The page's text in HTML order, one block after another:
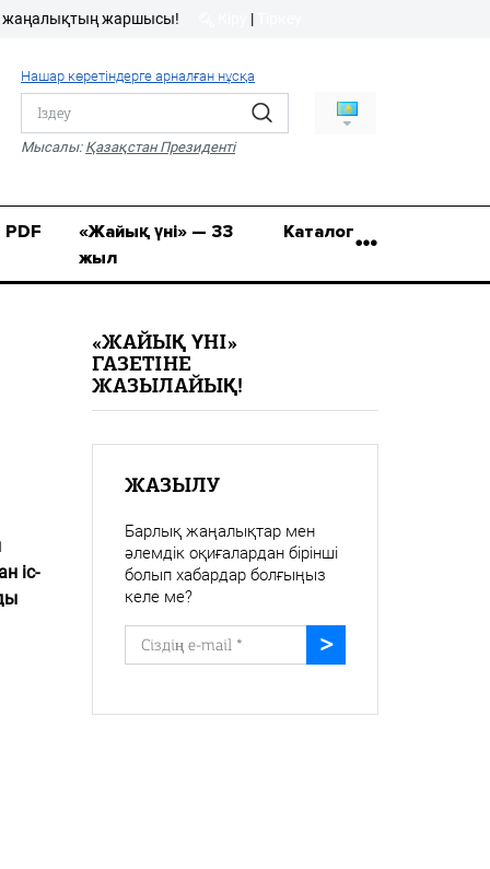
8 (7112) 50-86-31
Қ.Жұмағалиев (Фрунзе)
жаршысы! |
Нашар көретіндерге арналған нұсқа
Мысалы: Қазақстан Президенті
PDF
«Жайық үні» — 33
жыл
Каталог
іс-
«ЖАЙЫҚ ҮНІ»
ГАЗЕТІНЕ
ЖАЗЫЛАЙЫҚ!
ЖАЗЫЛУ
Барлық жаңалықтар мен
әлемдік оқиғалардан бірінші
болып хабардар болғыңыз
келе ме?